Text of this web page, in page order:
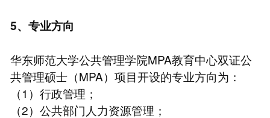
5、专业方向
华东师范大学公共管理学院MPA教育中心双证公
共管理硕士（MPA）项目开设的专业方向为：
（1）行政管理；
（2）公共部门人力资源管理；